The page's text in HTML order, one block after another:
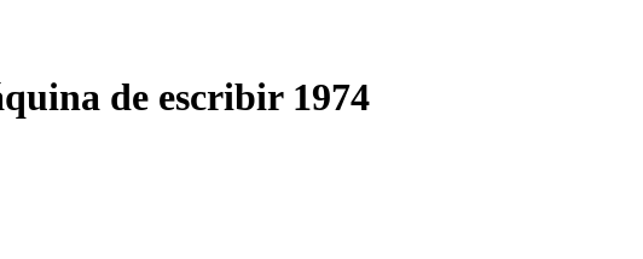
de escribir 1974